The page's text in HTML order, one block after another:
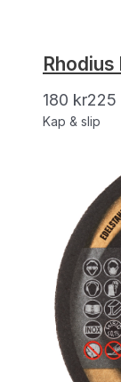
180 kr225
Kap & slip